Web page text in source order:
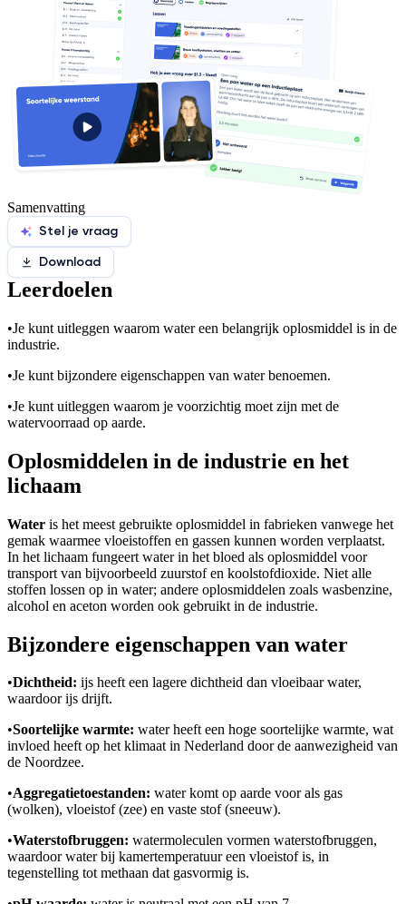
Samenvatting
Stel je vraag
Download
Leerdoelen
•Je kunt uitleggen waarom water een belangrijk oplosmiddel is in de
industrie.
•Je kunt bijzondere eigenschappen van water benoemen.
•Je kunt uitleggen waarom je voorzichtig moet zijn met de
watervoorraad op aarde.
Oplosmiddelen in de industrie en het
lichaam
Water is het meest gebruikte oplosmiddel in fabrieken vanwege het
gemak waarmee vloeistoffen en gassen kunnen worden verplaatst.
In het lichaam fungeert water in het bloed als oplosmiddel voor
transport van bijvoorbeeld zuurstof en koolstofdioxide. Niet alle
stoffen lossen op in water; andere oplosmiddelen zoals wasbenzine,
alcohol en aceton worden ook gebruikt in de industrie.
Bijzondere eigenschappen van water
•Dichtheid: ijs heeft een lagere dichtheid dan vloeibaar water,
waardoor ijs drijft.
•Soortelijke warmte: water heeft een hoge soortelijke warmte, wat
invloed heeft op het klimaat in Nederland door de aanwezigheid van
de Noordzee.
•Aggregatietoestanden: water komt op aarde voor als gas
(wolken), vloeistof (zee) en vaste stof (sneeuw).
•Waterstofbruggen: watermoleculen vormen waterstofbruggen,
waardoor water bij kamertemperatuur een vloeistof is, in
tegenstelling tot methaan dat gasvormig is.